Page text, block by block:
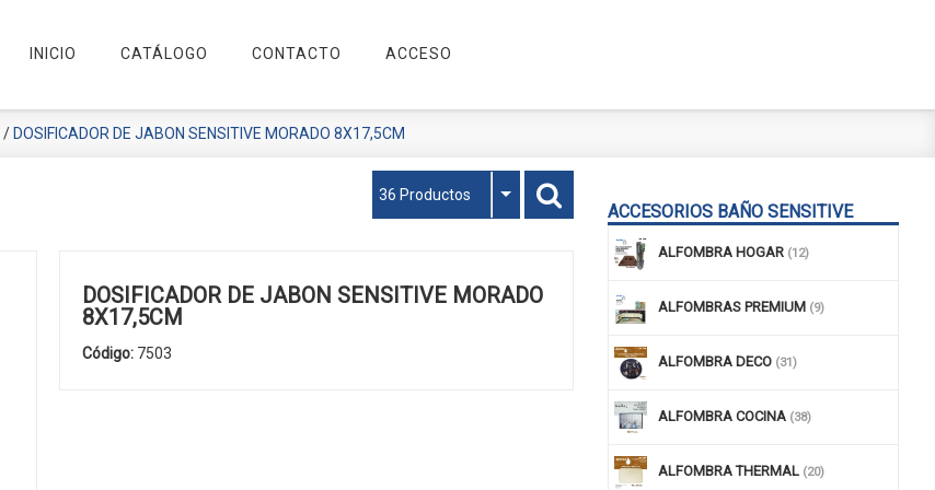
INICIO CATÁLOGO CONTACTO ACCESO
/ DOSIFICADOR DE JABON SENSITIVE MORADO 8X17,5CM
ACCESORIOS BAÑO SENSITIVE
ALFOMBRA HOGAR (12)
ALFOMBRAS PREMIUM (9)
ALFOMBRA DECO (31)
ALFOMBRA COCINA (38)
ALFOMBRA THERMAL (20)
36 Productos
DOSIFICADOR DE JABON SENSITIVE MORADO
8X17,5CM
Código:7503